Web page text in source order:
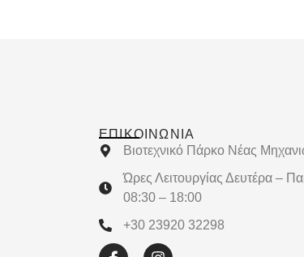
ΕΠΙΚΟΙΝΩΝΊΑ
Βιοτεχνικό Πάρκο Νέας
Ώρες Λειτουργίας Δευτέρα –
08:30 – 18:00
+30 23920 32298